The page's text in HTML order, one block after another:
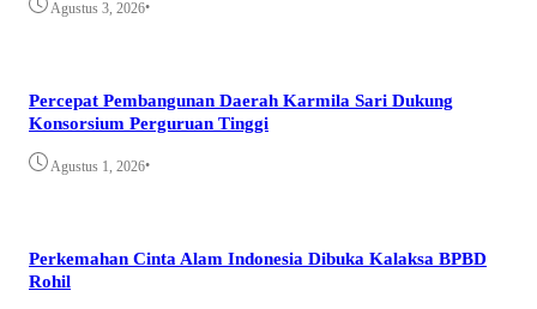
Agustus 3, 2026•
Percepat Pembangunan Daerah Karmila Sari Dukung
Konsorsium Perguruan Tinggi
Agustus 1, 2026•
Perkemahan Cinta Alam Indonesia Dibuka Kalaksa BPBD
Rohil